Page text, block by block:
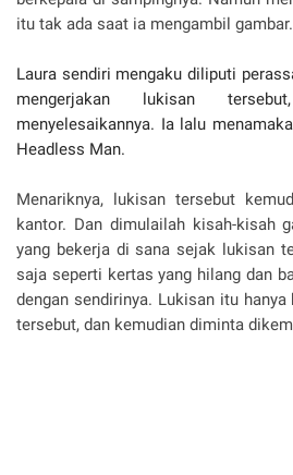
itu tak ada saat ia mengambil gambar.
Laura sendiri mengaku diliputi
mengerjakan lukisan
menyelesaikannya. Ia lalu
Headless Man.
Menariknya, lukisan tersebut
kantor. Dan dimulailah kisah-kisah
yang bekerja di sana sejak lukisan
saja seperti kertas yang hilang dan
dengan sendirinya. Lukisan itu
tersebut, dan kemudian diminta